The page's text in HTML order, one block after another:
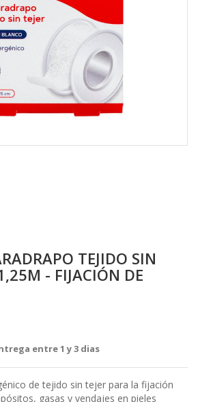
TEJIDO SIN
- FIJACIÓN DE
entre 1 y 3 dias
de tejido sin tejer para la fijación
gasas y vendajes en pieles